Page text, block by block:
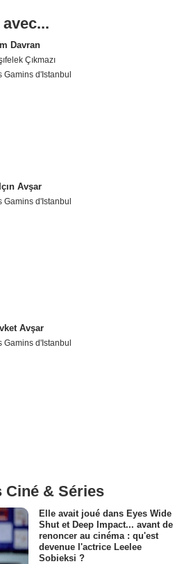
Davran
Çıkmazı
Gamins d'Istanbul
Avşar
Gamins d'Istanbul
Avşar
Gamins d'Istanbul
Ciné & Séries
Elle avait joué dans Eyes Wide
Shut et Deep Impact... avant de
renoncer au cinéma : qu'est
devenue l'actrice Leelee
Sobieksi ?